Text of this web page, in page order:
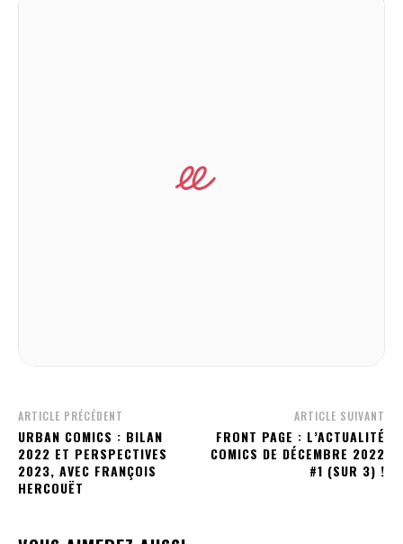
ARTICLE PRÉCÉDENT
URBAN COMICS : BILAN
2022 ET PERSPECTIVES
2023, AVEC FRANÇOIS
HERCOUËT
ARTICLE SUIVANT
FRONT PAGE : L’ACTUALITÉ
COMICS DE DÉCEMBRE 2022
#1 (SUR 3) !